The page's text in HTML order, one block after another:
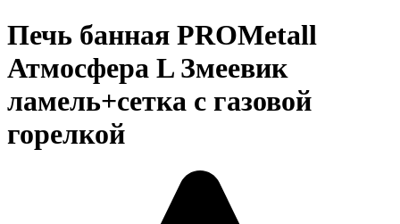
Печь банная PROMetall
Атмосфера L Змеевик
ламель+сетка с газовой
горелкой